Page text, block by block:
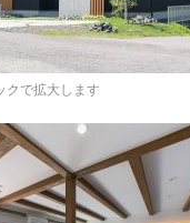
クで拡大します